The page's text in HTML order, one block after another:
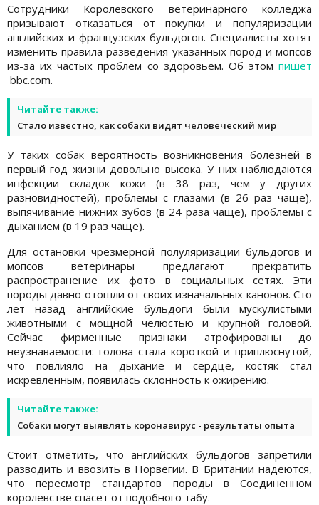
Сотрудники Королевского ветеринарного колледжа
призывают отказаться от покупки и популяризации
английских и французских бульдогов. Специалисты хотят
изменить правила разведения указанных пород и мопсов
из-за их частых проблем со здоровьем. Об этом пишет
bbc.com.
Читайте также:
Стало известно, как собаки видят человеческий мир
У таких собак вероятность возникновения болезней в
первый год жизни довольно высока. У них наблюдаются
инфекции складок кожи (в 38 раз, чем у других
разновидностей), проблемы с глазами (в 26 раз чаще),
выпячивание нижних зубов (в 24 раза чаще), проблемы с
дыханием (в 19 раз чаще).
Для остановки чрезмерной полуляризации бульдогов и
мопсов ветеринары предлагают прекратить
распространение их фото в социальных сетях. Эти
породы давно отошли от своих изначальных канонов. Сто
лет назад английские бульдоги были мускулистыми
животными с мощной челюстью и крупной головой.
Сейчас фирменные признаки атрофированы до
неузнаваемости: голова стала короткой и приплюснутой,
что повлияло на дыхание и сердце, костяк стал
искревленным, появилась склонность к ожирению.
Читайте также:
Собаки могут выявлять коронавирус - результаты опыта
Стоит отметить, что английских бульдогов запретили
разводить и ввозить в Норвегии. В Британии надеются,
что пересмотр стандартов породы в Соединенном
королевстве спасет от подобного табу.